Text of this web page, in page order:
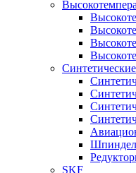
Синтетические
SKF